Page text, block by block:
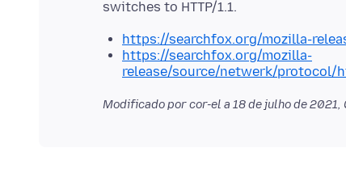
https://searchfox.org/mozilla-
https://searchfox.org/mozilla-
release/source/netwerk/protocol/
Modificado por cor-el a 18 de julho de